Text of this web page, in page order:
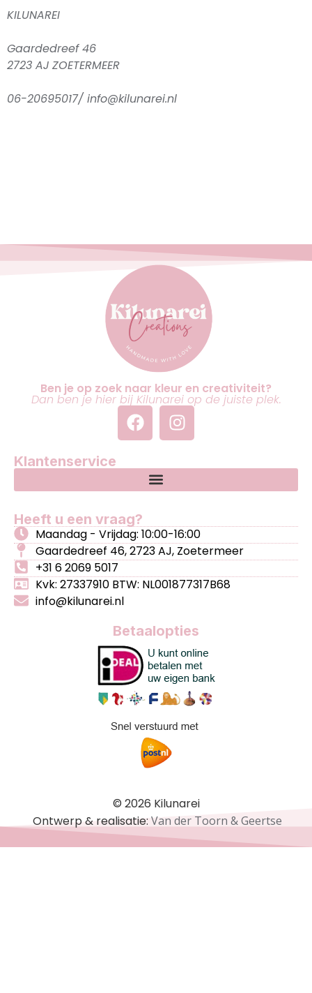
Gaardedreef 46
2723 AJ ZOETERMEER
06-20695017/ info@kilunarei.nl
Ben je op zoek naar kleur en creativiteit?
Dan ben je hier bij Kilunarei op de juiste plek.
Klantenservice
Heeft u een vraag?
Maandag - Vrijdag: 10:00-16:00
Gaardedreef 46, 2723 AJ, Zoetermeer
+31 6 2069 5017
Kvk: 27337910 BTW: NL001877317B68
info@kilunarei.nl
Betaalopties
© 2026 Kilunarei
Ontwerp & realisatie:Van der Toorn & Geertse